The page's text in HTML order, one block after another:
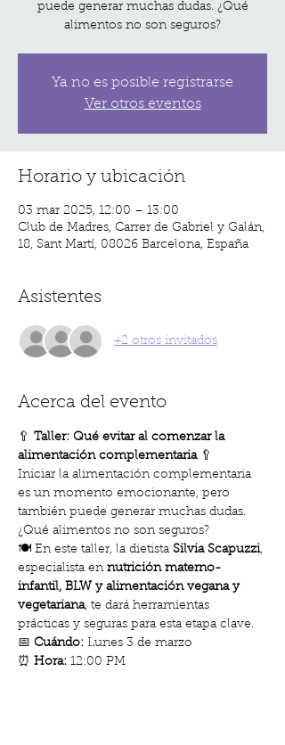
puede generar muchas dudas. ¿Qué
alimentos no son seguros?
Ya no es posible registrarse
Ver otros eventos
Horario y ubicación
03 mar 2025, 12:00 – 13:00
Club de Madres, Carrer de Gabriel y Galán,
18, Sant Martí, 08026 Barcelona, España
Asistentes
+2 otros invitados
Acerca del evento
🥄 Taller: Qué evitar al comenzar la
alimentación complementaria 🥄
Iniciar la alimentación complementaria
es un momento emocionante, pero
también puede generar muchas dudas.
¿Qué alimentos no son seguros?
🍽️ En este taller, la dietista Silvia Scapuzzi,
especialista en nutrición materno-
infantil, BLW y alimentación vegana y
vegetariana, te dará herramientas
prácticas y seguras para esta etapa clave.
📅 Cuándo: Lunes 3 de marzo
⏰ Hora: 12:00 PM